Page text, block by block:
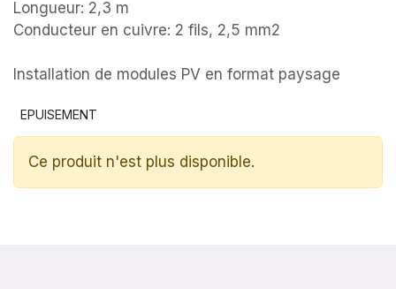
Longueur: 2,3 m
Conducteur en cuivre: 2 fils, 2,5 mm2
Installation de modules PV en format paysage
EPUISEMENT
Ce produit n'est plus disponible.